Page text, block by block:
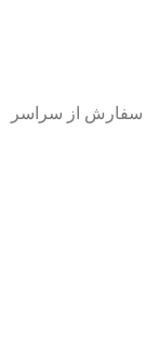
فارس، واحد ۴۰۱۰ (پذیرش سفارش از سراسر